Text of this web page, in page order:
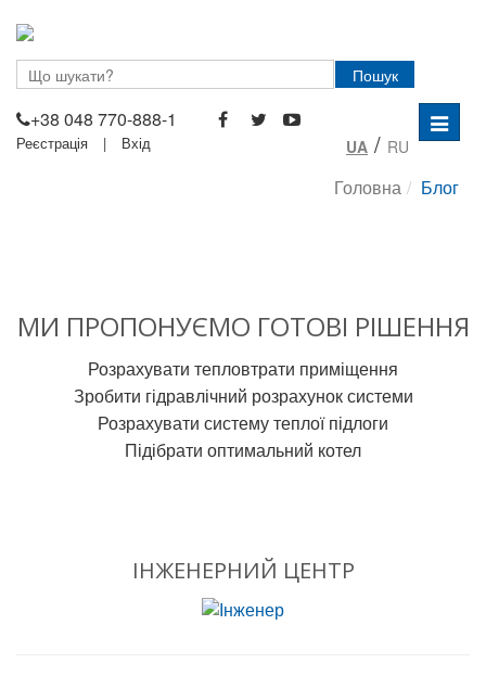
Пошук
+38 048 770-888-1
Реєстрація | Вхід UA / RU
Головна
Блог
МИ ПРОПОНУЄМО ГОТОВІ РІШЕННЯ
Розрахувати тепловтрати приміщення
Зробити гідравлічний розрахунок системи
Розрахувати систему теплої підлоги
Підібрати оптимальний котел
ІНЖЕНЕРНИЙ ЦЕНТР